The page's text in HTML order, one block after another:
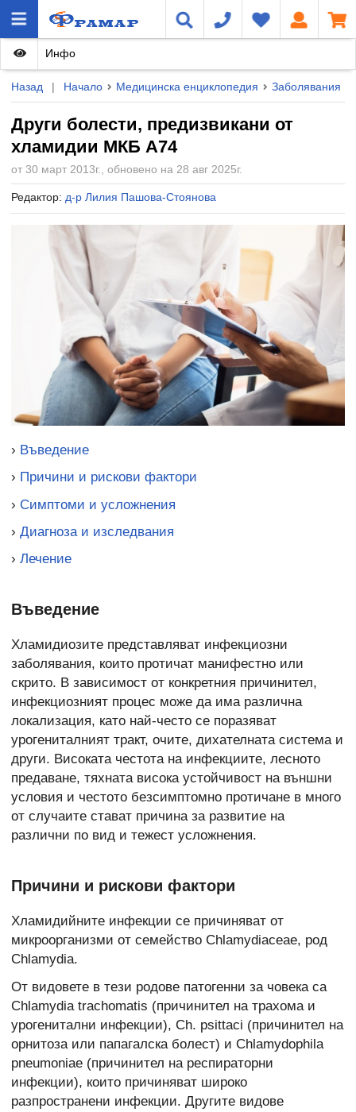
Назад | Начало Медицинска енциклопедия Заболявания
Други болести, предизвикани от
хламидии МКБ A74
от 30 март 2013г., обновено на 28 авг 2025г.
Редактор: д-р Лилия Пашова-Стоянова
Инфо
› Въведение
› Причини и рискови фактори
› Симптоми и усложнения
› Диагноза и изследвания
› Лечение
Въведение
Хламидиозите представляват инфекциозни
заболявания, които протичат манифестно или
скрито. В зависимост от конкретния причинител,
инфекциозният процес може да има различна
локализация, като най-често се поразяват
урогениталният тракт, очите, дихателната система и
други. Високата честота на инфекциите, лесното
предаване, тяхната висока устойчивост на външни
условия и честото безсимптомно протичане в много
от случаите стават причина за развитие на
различни по вид и тежест усложнения.
Причини и рискови фактори
Хламидийните инфекции се причиняват от
микроорганизми от семейство Chlamydiaceae, род
Chlamydia.
От видовете в тези родове патогенни за човека са
Chlamydia trachomatis (причинител на трахома и
урогенитални инфекции), Ch. psittaci (причинител на
орнитоза или папагалска болест) и Chlamydophila
pneumoniae (причинител на респираторни
инфекции), които причиняват широко
разпространени инфекции. Другите видове